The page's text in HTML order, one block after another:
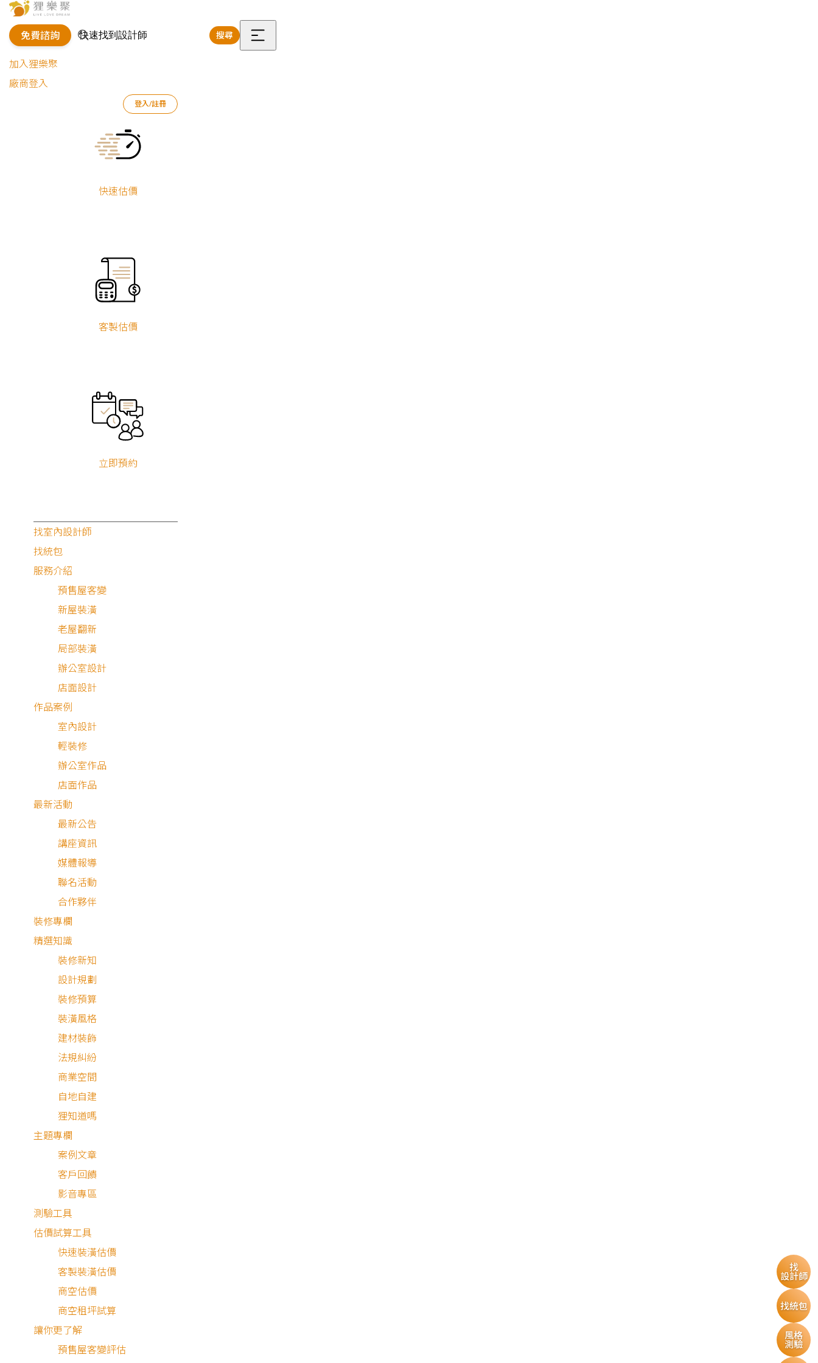
免費諮詢 搜尋
選
加入狸樂聚
廠商登入
登入/註冊
快速估價
客製估價
立即預約
找室內設計師
找統包
服務介紹
預售屋客變
新屋裝潢
老屋翻新
局部裝潢
辦公室設計
店面設計
作品案例
室內設計
輕裝修
辦公室作品
店面作品
最新活動
最新公告
講座資訊
媒體報導
聯名活動
合作夥伴
裝修專欄
精選知識
裝修新知
設計規劃
裝修預算
裝潢風格
建材裝飾
法規糾紛
商業空間
自地自建
狸知道嗎
主題專欄
案例文章
客戶回饋
影音專區
測驗工具
估價試算工具
快速裝潢估價
客製裝潢估價
商空估價
商空租坪試算
讓你更了解
預售屋客變評估
免費諮詢
我們如何能聯繫到您？
坪數
我已經了解並同意
立即預約
狸樂聚承諾：
我們致力於提供高品質的服務，為保障您的權益與維護我們的良好口碑，您的隱私資訊將受到嚴格保密。
最安心的裝修媒合平台
0800-568-088
serve@decorations.com
登入/註冊
我的合約
我的優惠
ABOUT US
找
設計師
找統包
風格
測驗